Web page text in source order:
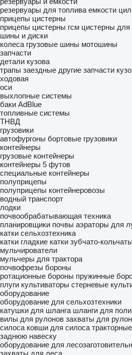
резервуары для топлива емкости
прицепы цистерны
прицепы цистерны гсм цистерны
шины и диски
колеса грузовые шины мотошины
запчасти
детали кузова
трапы заездные другие запчасти
ходовая
оси
выхлопные системы
баки AdBlue
топливные системы
ТНВД
грузовики
автофургоны бортовые грузовики
контейнеры
грузовые контейнеры
контейнеры 5 футов
специальные контейнеры
полуприцепы
полуприцепы контейнеровозы
водный транспорт
лодки
почвообрабатывающая техника
планировщики почвы аэраторы для
катки сельхозтехника
катки гладкие катки зубчато-
мульчирователи
мульчеры для трактора
почвофрезы бороны
ротационные бороны пружинные
плуги культиваторы стерневые
оборудование
оборудование для сельхозтехники
катушки для шланга шланги для
вилы для рулонов захваты для
силоса ковши для силоса
заднюю навеску
оборудование для
захваты для леса